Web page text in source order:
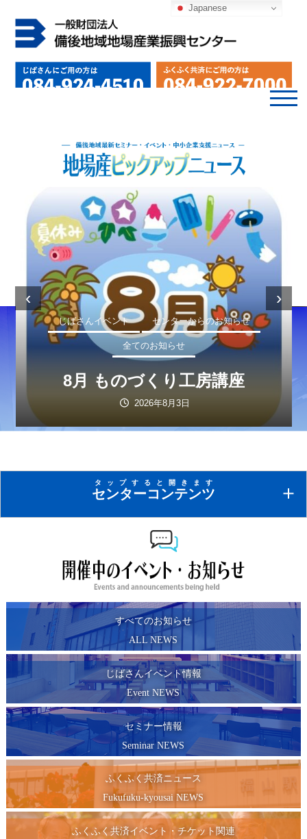
じばさんイベント センターからのお知らせ
全てのお知らせ
8月 ものづくり工房講座
2026年8月3日
‹ ›
センターコンテンツ
タップすると開きます
備後地域中小企業の連携，産業の発展，福利厚生の充実
センターニュース
ものづくり講座・セミナー・イベント・
ふくふく共済チケット・イベント申込みなど
ふくふく共済
中小企業の福利厚生充実のお手伝い。
貸会議室
Wi-Fi無料/駐車場100台無料
セミナー・講座にも最適な会議室を整備。
産業技術マップ
福山地域の企業が誇る製品・技術をご紹介。
ゲンバ男子・女子
すべてのお知らせ
ALL NEWS
じばさんイベント情報
Event NEWS
セミナー情報
Seminar NEWS
ふくふく共済ニュース
Fukufuku-kyousai NEWS
ふくふく共済イベント・チケット関連
Japanese